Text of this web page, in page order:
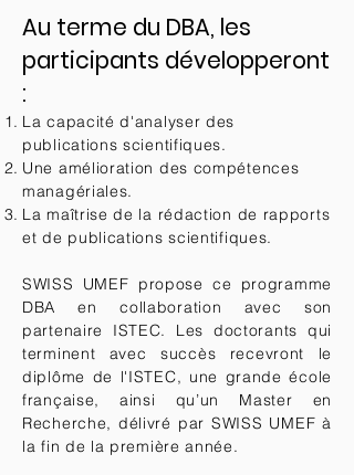
Au terme du DBA, les
participants développeront
:
La capacité d'analyser des
publications scientifiques.
Une amélioration des compétences
managériales.
La maîtrise de la rédaction de rapports
et de publications scientifiques.
SWISS UMEF propose ce programme
DBA en collaboration avec son
partenaire ISTEC. Les doctorants qui
terminent avec succès recevront le
diplôme de l'ISTEC, une grande école
française, ainsi qu’un Master en
Recherche, délivré par SWISS UMEF à
la fin de la première année.